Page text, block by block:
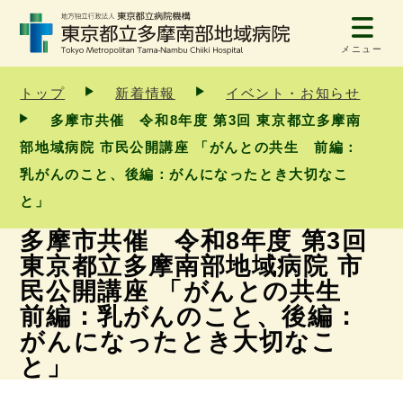
メニュー
トップ 新着情報
イベント・お知らせ
多摩市共催 令和8年度 第3回 東京都立多摩南
部地域病院 市民公開講座 「がんとの共生 前編：
乳がんのこと、後編：がんになったとき大切なこ
と」
多摩市共催 令和8年度 第3回
東京都立多摩南部地域病院 市
民公開講座 「がんとの共生
前編：乳がんのこと、後編：
がんになったとき大切なこ
と」